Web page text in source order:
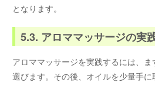
となります。
5.3. アロママッサージの実
アロママッサージを実践するには、
選びます。その後、オイルを少量手に